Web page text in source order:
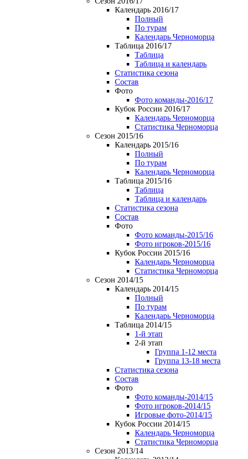
Календарь 2016/17
Полный
По турам
Календарь Черноморца
Таблица 2016/17
Таблица
Таблица и календарь
Статистика сезона
Состав
Фото
Фото команды-2016/17
Кубок России 2016/17
Календарь Черноморца
Статистика Черноморца
Сезон 2015/16
Календарь 2015/16
Полный
По турам
Календарь Черноморца
Таблица 2015/16
Таблица
Таблица и календарь
Статистика сезона
Состав
Фото
Фото команды-2015/16
Фото игроков-2015/16
Кубок России 2015/16
Календарь Черноморца
Статистика Черноморца
Сезон 2014/15
Календарь 2014/15
Полный
По турам
Календарь Черноморца
Таблица 2014/15
1-й этап
2-й этап
Группа 1-12 места
Группа 13-18 места
Статистика сезона
Состав
Фото
Фото команды-2014/15
Фото игроков-2014/15
Игровые фото-2014/15
Кубок России 2014/15
Календарь Черноморца
Статистика Черноморца
Сезон 2013/14